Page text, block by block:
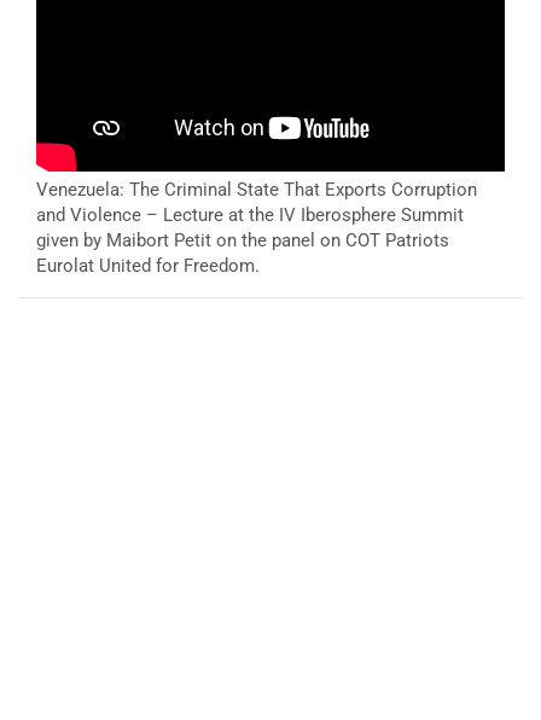
Venezuela: The Criminal State That Exports Corruption
and Violence – Lecture at the IV Iberosphere Summit
given by Maibort Petit on the panel on COT Patriots
Eurolat United for Freedom.